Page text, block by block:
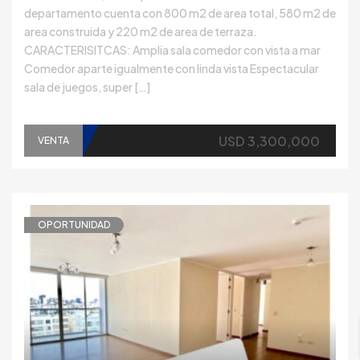
departamento cuenta con 800 m2 de area total, 580 m2 de
area construida y 220 m2 de area de terraza.
CARACTERISITCAS: Amplia sala comedor con vista a mar
Comedor aparte igualmente con linda vista Espectacular
sala de juegos, super […]
VENTA USD 3,300,000
OPORTUNIDAD